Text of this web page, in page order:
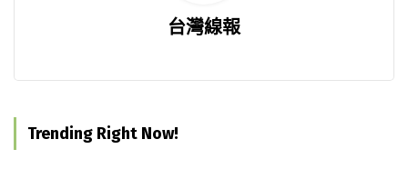
台灣線報
Trending Right Now!